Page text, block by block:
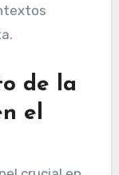
de la
el